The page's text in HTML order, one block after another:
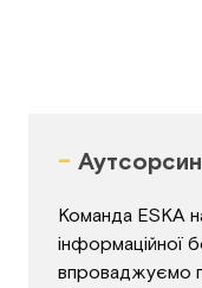
-
Команда ESKA
інформаційної
впроваджуємо